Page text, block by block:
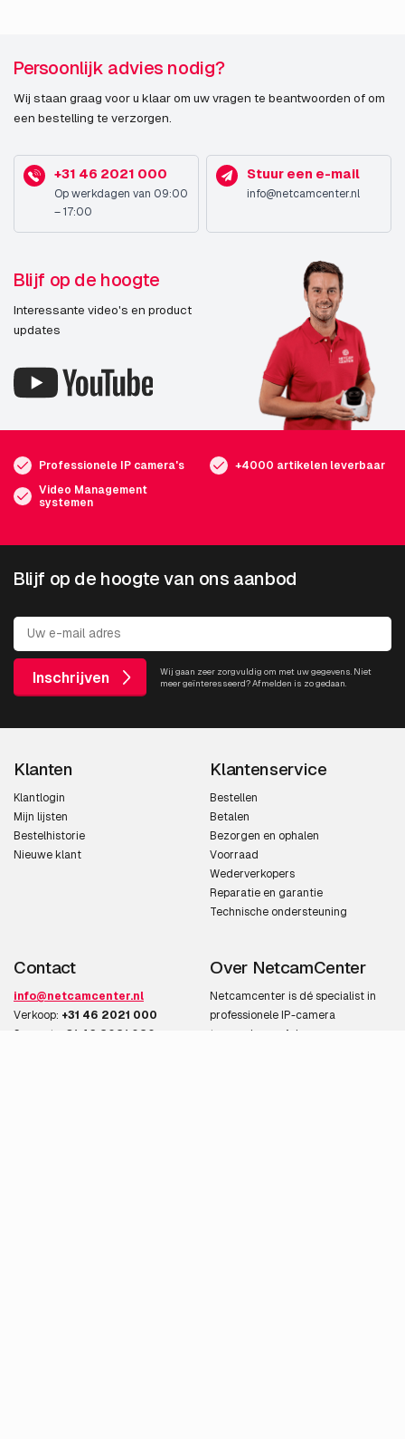
Persoonlijk advies nodig?
Wij staan graag voor u klaar om uw vragen te beantwoorden of om
een bestelling te verzorgen.
+31 46 2021 000
Op werkdagen van 09:00
– 17:00
Stuur een e-mail
info@netcamcenter.nl
Blijf op de hoogte
Interessante video's en product
updates
Professionele IP camera's
+4000 artikelen leverbaar
Video Management
systemen
Blijf op de hoogte van ons aanbod
Inschrijven
Wij gaan zeer zorgvuldig om met uw gegevens. Niet
meer geïnteresseerd? Afmelden is zo gedaan.
Klanten
Klantlogin
Mijn lijsten
Bestelhistorie
Nieuwe klant
Klantenservice
Bestellen
Betalen
Bezorgen en ophalen
Voorraad
Wederverkopers
Reparatie en garantie
Technische ondersteuning
Contact
info@netcamcenter.nl
Verkoop: +31 46 2021 000
Support:
+31 46 2021 020
Over NetcamCenter
Netcamcenter is dé specialist in
professionele IP-camera
toepassingen. Adres: